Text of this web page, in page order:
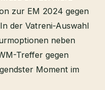
zur EM 2024 gegen
der Vatreni-Auswahl
neben
Treffer gegen
Moment im